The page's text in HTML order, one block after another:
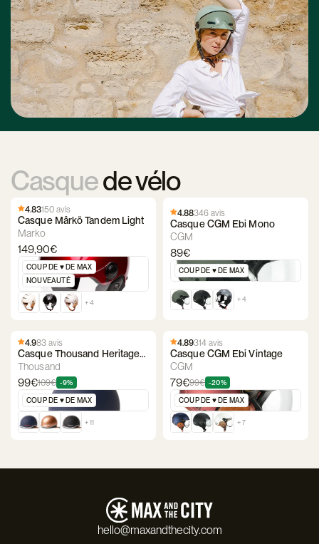
Casquede vélo
4.83150 avis
Casque Mârkö Tandem Light
Marko
149,90€
COUP DE ♥️ DE MAX
NOUVEAUTÉ
+ 4
4.88346 avis
Casque CGM Ebi Mono
CGM
89€
COUP DE ♥️ DE MAX
+ 4
4.983 avis
Casque Thousand Heritage
2.0
Thousand
99€109€ -9%
COUP DE ♥️ DE MAX
+ 11
4.89314 avis
Casque CGM Ebi Vintage
CGM
79€99€ -20%
COUP DE ♥️ DE MAX
+ 7
hello@maxandthecity.com